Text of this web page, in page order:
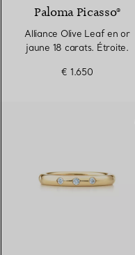
Paloma Picasso®
Alliance Olive Leaf en or
jaune 18 carats. Étroite.
€ 1.650